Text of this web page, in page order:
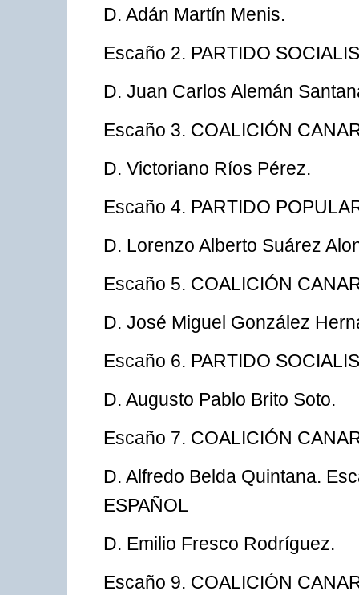
D. Adán Martín Menis.
Escaño 2. PARTIDO
D. Juan Carlos Alemán
Escaño 3. COALICIÓN
D. Victoriano Ríos Pérez.
Escaño 4. PARTIDO
D. Lorenzo Alberto Suárez
Escaño 5. COALICIÓN
D. José Miguel González
Escaño 6. PARTIDO
D. Augusto Pablo Brito Soto.
Escaño 7. COALICIÓN
D. Alfredo Belda Quintana.
ESPAÑOL
D. Emilio Fresco Rodríguez.
Escaño 9. COALICIÓN